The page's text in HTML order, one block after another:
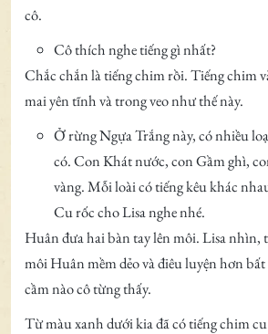
cô.
Cô thích nghe tiếng gì nhất?
Chắc chắn là tiếng chim rồi. Tiếng chim
mai yên tĩnh và trong veo như thế này.
Ở rừng Ngựa Trắng này, có nhiều
có. Con Khát nước, con Gầm ghì,
vàng. Mỗi loài có tiếng kêu khác
Cu rốc cho Lisa nghe nhé.
Huân đưa hai bàn tay lên môi. Lisa nhìn,
môi Huân mềm dẻo và điêu luyện hơn
cầm nào cô từng thấy.
Từ màu xanh dưới kia đã có tiếng chim